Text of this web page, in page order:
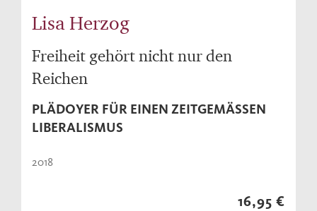
Lisa Herzog
Freiheit gehört nicht nur den
Reichen
PLÄDOYER FÜR EINEN ZEITGEMÄSSEN L
IBERALISMUS
2018
16,95 €